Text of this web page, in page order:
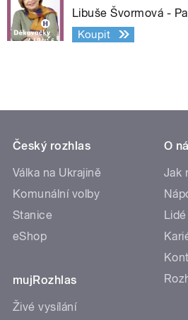
Libuše Švormová -
Koupit
Český rozhlas
Válka na Ukrajině
Komunální volby
Stanice
eShop
mujRozhlas
Živé vysílání
O
Jak